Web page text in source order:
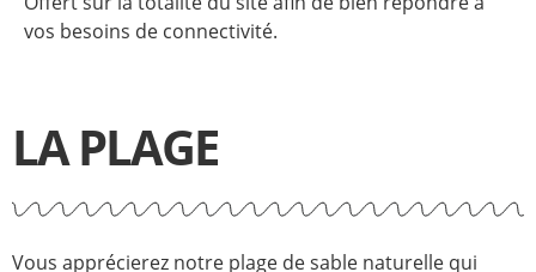
vos besoins de connectivité.
LA PLAGE
Vous apprécierez notre plage de sable naturelle qui